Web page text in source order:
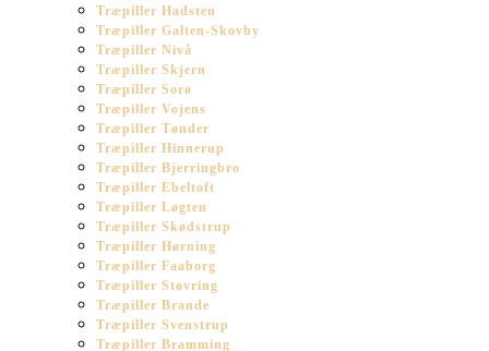
Træpiller Hadsten
Træpiller Galten-Skovby
Træpiller Nivå
Træpiller Skjern
Træpiller Sorø
Træpiller Vojens
Træpiller Tønder
Træpiller Hinnerup
Træpiller Bjerringbro
Træpiller Ebeltoft
Træpiller Løgten
Træpiller Skødstrup
Træpiller Hørning
Træpiller Faaborg
Træpiller Støvring
Træpiller Brande
Træpiller Svenstrup
Træpiller Bramming